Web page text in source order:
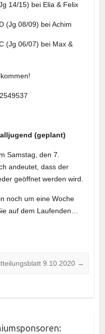
14/15) bei Elia & Felix
(Jg 08/09) bei Achim
(Jg 06/07) bei Max &
(geplant)
Samstag, den 7.
andeutet, dass der
geöffnet werden wird.
noch um eine Woche
auf dem Laufenden…
9.10.2020 →